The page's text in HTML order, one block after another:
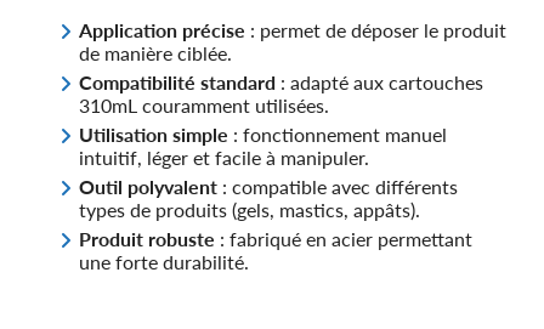
Application précise : permet de déposer le produit
de manière ciblée.
Compatibilité standard : adapté aux cartouches
310mL couramment utilisées.
Utilisation simple : fonctionnement manuel
intuitif, léger et facile à manipuler.
Outil polyvalent : compatible avec différents
types de produits (gels, mastics, appâts).
Produit robuste : fabriqué en acier permettant
une forte durabilité.